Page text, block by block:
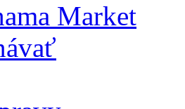
Market